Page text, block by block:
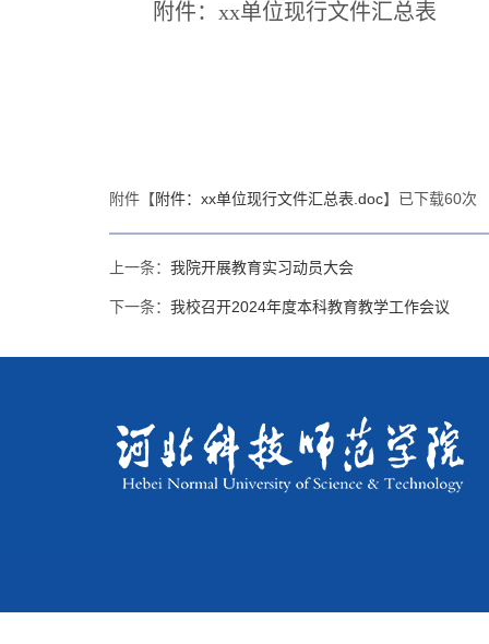
附件：xx单位现行文件汇总表
附件【附件：xx单位现行文件汇总表.doc】已下载60次
上一条： 我院开展教育实习动员大会
下一条： 我校召开2024年度本科教育教学工作会议